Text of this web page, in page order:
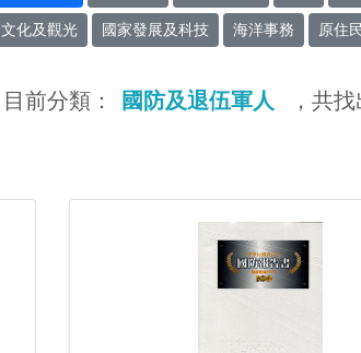
文化及觀光 國家發展及科技 海洋事務 原住
目前分類： 國防及退伍軍人 ，共找